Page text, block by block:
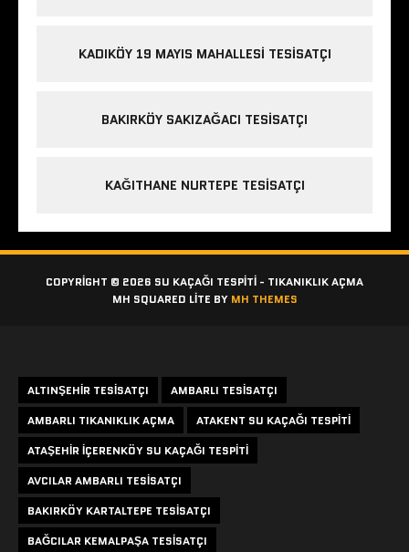
KADIKÖY 19 MAYIS MAHALLESI TESISATÇI
BAKIRKÖY SAKIZAĞACI TESISATÇI
KAĞITHANE NURTEPE TESISATÇI
COPYRIGHT © 2026 SU KAÇAĞI TESPITI - TIKANIKLIK AÇMA
MH SQUARED LITE BY MH THEMES
ALTINŞEHIR TESISATÇI
AMBARLI TESISATÇI
AMBARLI TIKANIKLIK AÇMA
ATAKENT SU KAÇAĞI TESPITI
ATAŞEHIR IÇERENKÖY SU KAÇAĞI TESPITI
AVCILAR AMBARLI TESISATÇI
BAKIRKÖY KARTALTEPE TESISATÇI
BAĞCILAR KEMALPAŞA TESISATÇI